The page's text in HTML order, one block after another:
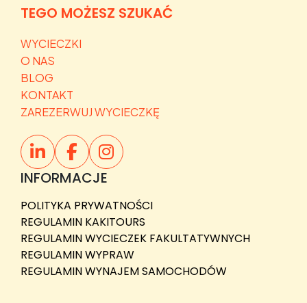
TEGO MOŻESZ SZUKAĆ
WYCIECZKI
O NAS
BLOG
KONTAKT
ZAREZERWUJ WYCIECZKĘ
INFORMACJE
POLITYKA PRYWATNOŚCI
REGULAMIN KAKITOURS
REGULAMIN WYCIECZEK FAKULTATYWNYCH
REGULAMIN WYPRAW
REGULAMIN WYNAJEM SAMOCHODÓW